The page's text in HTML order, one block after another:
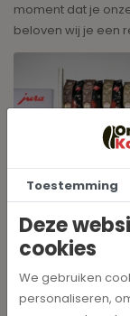
moment dat je
beloven wij je een
Toestemming
Deze
cookies
We gebruiken
personaliseren,